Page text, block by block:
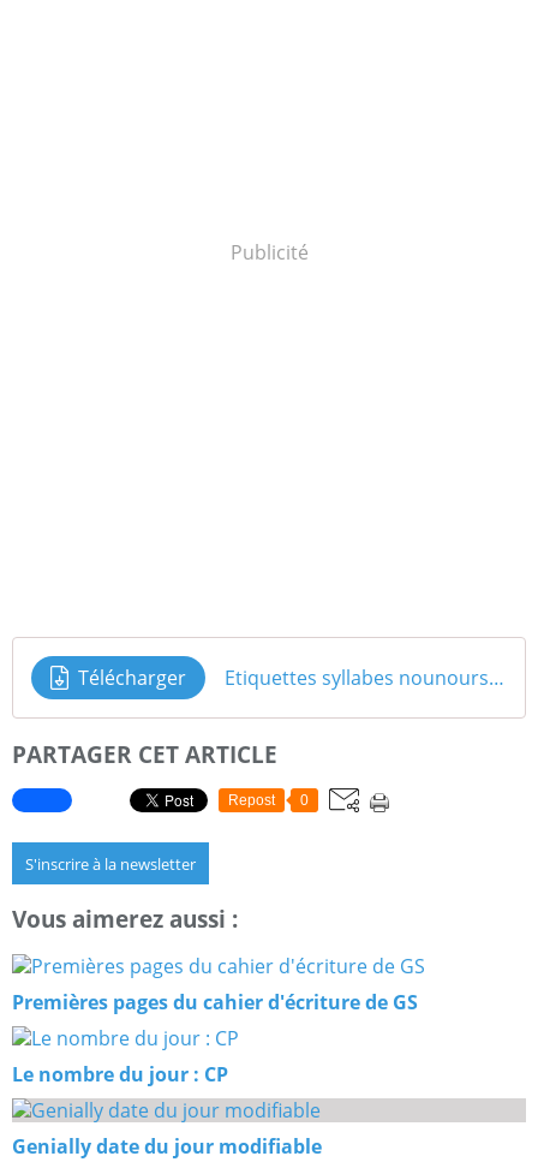
Publicité
Télécharger Etiquettes syllabes nounours monde bébé riche
PARTAGER CET ARTICLE
Repost 0
S'inscrire à la newsletter
Vous aimerez aussi :
Premières pages du cahier d'écriture de GS
Le nombre du jour : CP
Genially date du jour modifiable